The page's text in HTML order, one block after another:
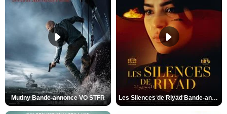
Mutiny Bande-annonce VO STFR Les Silences de Riyad Bande-annonce VO STFR